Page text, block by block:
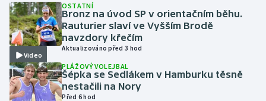
Lyže a snowboard
Moderní pětiboj
Motorsport
Video
OSTATNÍ
Bronz na úvod SP v orientačním běhu.
Rauturier slaví ve Vyšším Brodě
navzdory křečím
Aktualizováno před 3 hod
PLÁŽOVÝ VOLEJBAL
Šépka se Sedlákem v Hamburku těsně
nestačili na Nory
Před 6 hod